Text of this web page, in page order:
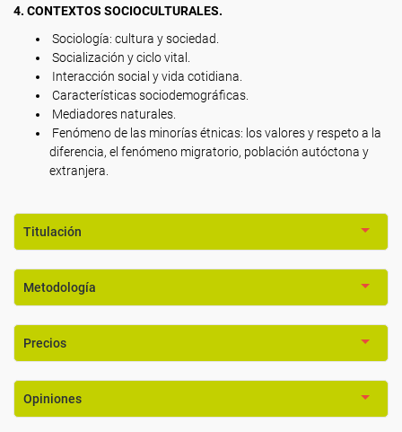
4. CONTEXTOS SOCIOCULTURALES.
Sociología: cultura y sociedad.
Socialización y ciclo vital.
Interacción social y vida cotidiana.
Características sociodemográficas.
Mediadores naturales.
Fenómeno de las minorías étnicas: los valores y respeto a la
diferencia, el fenómeno migratorio, población autóctona y
extranjera.
Titulación
Metodología
Precios
Opiniones